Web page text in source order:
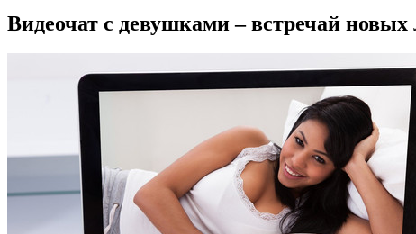
Видеочат с девушками – встречай новых